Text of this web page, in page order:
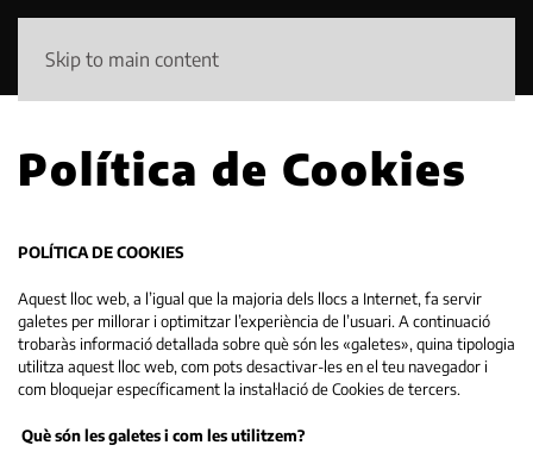
Skip to main content
Política de Cookies
POLÍTICA DE COOKIES
Aquest lloc web, a l’igual que la majoria dels llocs a Internet, fa servir
galetes per millorar i optimitzar l’experiència de l’usuari. A continuació
trobaràs informació detallada sobre què són les «galetes», quina tipologia
utilitza aquest lloc web, com pots desactivar-les en el teu navegador i
com bloquejar específicament la instal·lació de Cookies de tercers.
Què són les galetes i com les utilitzem?